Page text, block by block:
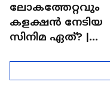
ലോകത്തേറ്റവും
കളക്ഷൻ നേടിയ
സിനിമ ഏത്? |